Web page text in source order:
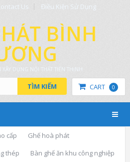
Us Điều Kiện Sử Dụng
BÌNH
XÂY DỰNG NỘI THẤT TIẾN THỊNH
CART 0
TÌM KIẾM
cấp
Ghế hoà phát
thép
Bàn ghế ăn khu công nghiệp